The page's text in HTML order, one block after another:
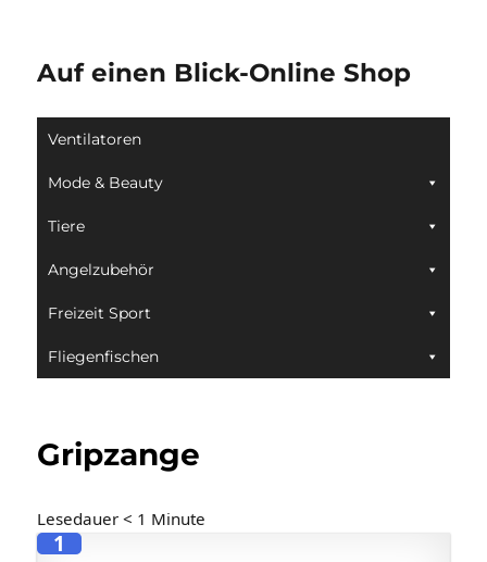
Auf einen Blick-Online Shop
Ventilatoren
Mode & Beauty
Tiere
Angelzubehör
Freizeit Sport
Fliegenfischen
Gripzange
Lesedauer < 1 Minute
1